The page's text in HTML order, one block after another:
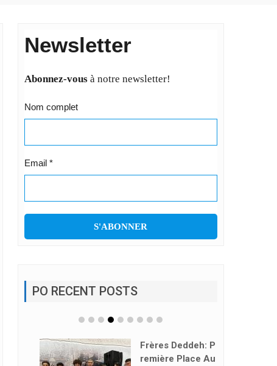
Newsletter
Abonnez-vousà notre newsletter!
Nom complet
Email *
PO RECENT POSTS
Frères Deddeh: P
Remière Place Au